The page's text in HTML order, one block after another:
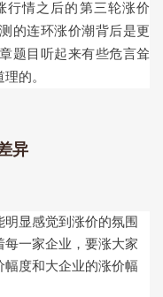
行情之后的第三轮涨价
的连环涨价潮背后是更
题目听起来有些危言耸
的。
异
显感觉到涨价的氛围
一家企业，要涨大家
度和大企业的涨价幅